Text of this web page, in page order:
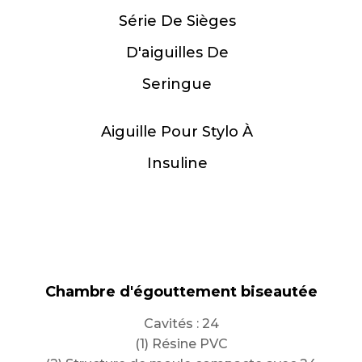
Série De Sièges
D'aiguilles De
Seringue
Aiguille Pour Stylo À
Insuline
Chambre d'égouttement biseautée
Cavités : 24
(1) Résine PVC
Clip hémostatique
Cavités : 64
(1) Résine PP
Filtre à sang
Cavités : 16
(1) Résine PP
Série de coupes de réaction
Cavités : 64, 32
Temps de cycle parmi les plus rapides du